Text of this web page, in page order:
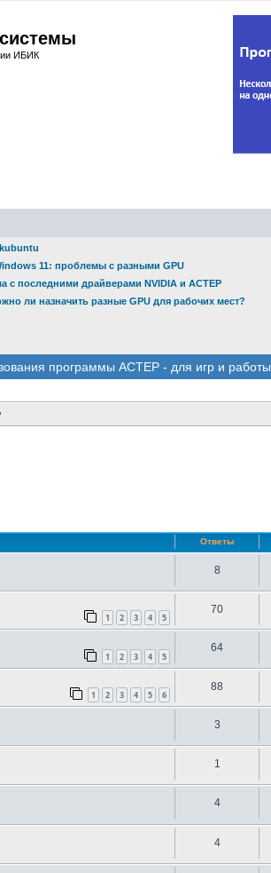
ИБИК
11: проблемы с разными GPU
с последними драйверами NVIDIA и АСТЕР
ли назначить разные GPU для рабочих мест?
программы АСТЕР - для игр и работы
Ответы
8
1 2 3 4 5
70
1 2 3 4 5
64
1 2 3 4 5 6
88
3
1
4
4